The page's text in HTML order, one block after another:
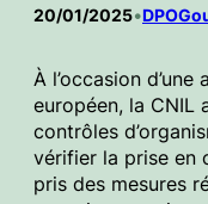
20/01/2025•
À l’occasion
européen, la CNIL
contrôles
vérifier la prise en
pris des mesures